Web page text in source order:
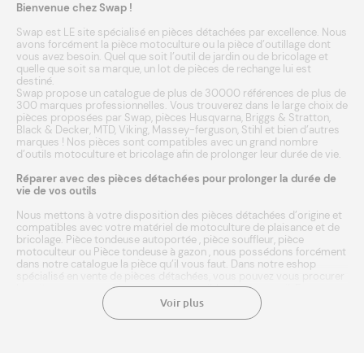
Bienvenue chez Swap !
Swap est LE site spécialisé en pièces détachées par excellence. Nous
avons forcément la pièce motoculture ou la pièce d’outillage dont
vous avez besoin. Quel que soit l’outil de jardin ou de bricolage et
quelle que soit sa marque, un lot de pièces de rechange lui est
destiné.
Swap propose un catalogue de plus de 30000 références de plus de
300 marques professionnelles. Vous trouverez dans le large choix de
pièces proposées par Swap, pièces Husqvarna, Briggs & Stratton,
Black & Decker, MTD,Viking, Massey-ferguson, Stihl et bien d’autres
marques ! Nos pièces sont compatibles avec un grand nombre
d’outils motoculture et bricolage afin de prolonger leur durée de vie.
Réparer avec des pièces détachées pour prolonger la durée de
vie de vos outils
Nous mettons à votre disposition des pièces détachées d’origine et
compatibles avec votre matériel de motoculture de plaisance et de
bricolage. Pièce tondeuse autoportée , pièce souffleur, pièce
motoculteur ou Pièce tondeuse à gazon , nous possédons forcément
dans notre catalogue la pièce qu’il vous faut. Dans notre eshop
spécialisé en vente de pièces détachées, vous pouvez vous procurer
les pièces neuves adéquates et compatibles à votre outil. Entrez
simplement la marque ou référence de votre matériel agricole, et
laissez notre moteur de recherche faire le reste ! Une fois
Voir plus